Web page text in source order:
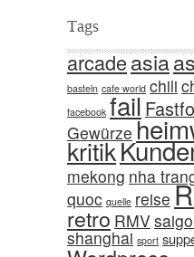
Tags
arcadeasia
basteln cafe world chili
facebook fail
Gewürze
kritik
mekong nha
quoc quelle reise
retro RMV
shanghai sport